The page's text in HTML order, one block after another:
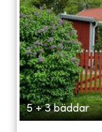
5 + 3 bäddar